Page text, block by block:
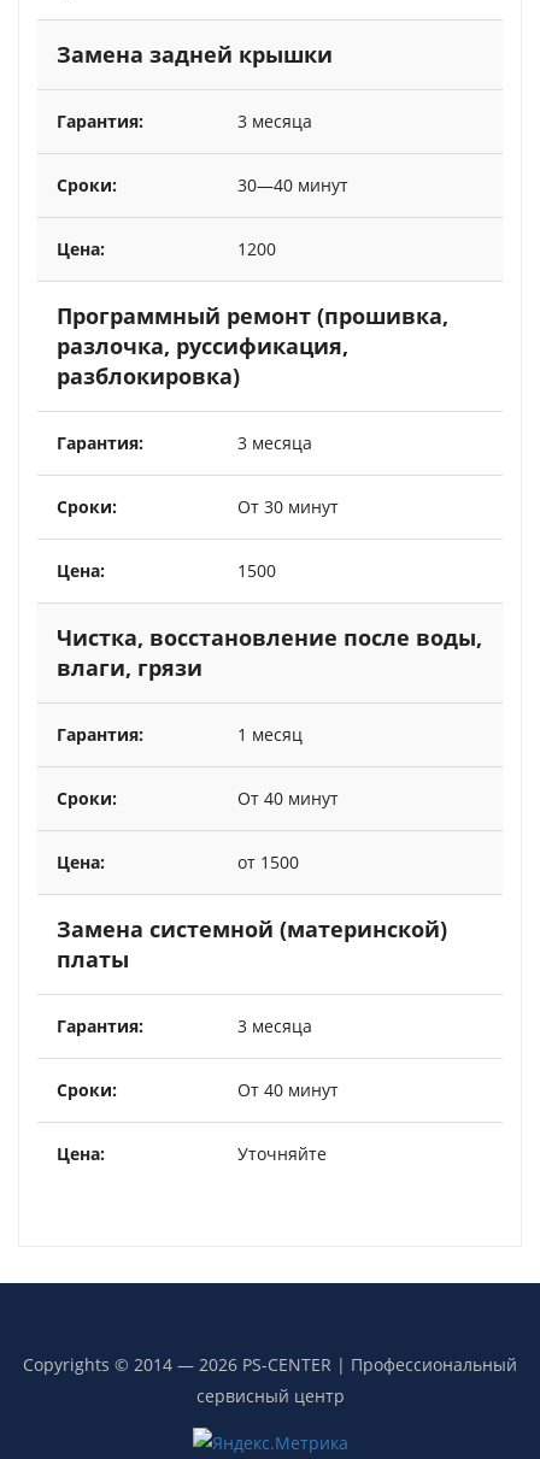
Замена задней крышки
3 месяца
30—40 минут
1200
Программный ремонт (прошивка,
разлочка, руссификация,
разблокировка)
3 месяца
От 30 минут
1500
Чистка, восстановление после воды,
влаги, грязи
1 месяц
От 40 минут
от 1500
Замена системной (материнской)
платы
3 месяца
От 40 минут
Уточняйте
Copyrights © 2014 — 2026 PS-CENTER | Профессиональный
сервисный центр